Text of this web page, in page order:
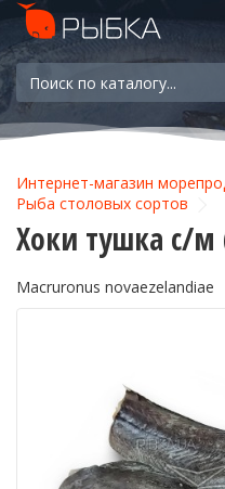
Интернет-магазин
Рыба столовых сортов
Хоки тушка с/м
Macruronus novaezelandiae